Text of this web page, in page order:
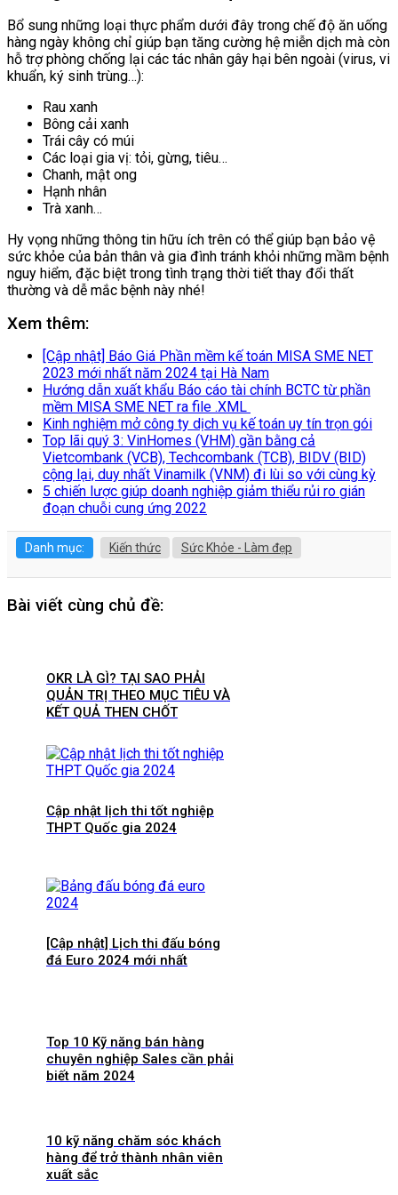
Bổ sung những loại thực phẩm dưới đây trong chế độ ăn uống
hàng ngày không chỉ giúp bạn tăng cường hệ miễn dịch mà còn
hỗ trợ phòng chống lại các tác nhân gây hại bên ngoài (virus, vi
khuẩn, ký sinh trùng…):
Rau xanh
Bông cải xanh
Trái cây có múi
Các loại gia vị: tỏi, gừng, tiêu…
Chanh, mật ong
Hạnh nhân
Trà xanh…
Hy vọng những thông tin hữu ích trên có thể giúp bạn bảo vệ
sức khỏe của bản thân và gia đình tránh khỏi những mầm bệnh
nguy hiểm, đặc biệt trong tình trạng thời tiết thay đổi thất
thường và dễ mắc bệnh này nhé!
Xem thêm:
[Cập nhật] Báo Giá Phần mềm kế toán MISA SME NET
2023 mới nhất năm 2024 tại Hà Nam
Hướng dẫn xuất khẩu Báo cáo tài chính BCTC từ phần
mềm MISA SME NET ra file .XML
Kinh nghiệm mở công ty dịch vụ kế toán uy tín trọn gói
Top lãi quý 3: VinHomes (VHM) gần bằng cả
Vietcombank (VCB), Techcombank (TCB), BIDV (BID)
cộng lại, duy nhất Vinamilk (VNM) đi lùi so với cùng kỳ
5 chiến lược giúp doanh nghiệp giảm thiểu rủi ro gián
đoạn chuỗi cung ứng 2022
Danh mục: Kiến thức Sức Khỏe - Làm đẹp
Bài viết cùng chủ đề:
OKR LÀ GÌ? TẠI SAO PHẢI
QUẢN TRỊ THEO MỤC TIÊU VÀ
KẾT QUẢ THEN CHỐT
Cập nhật lịch thi tốt nghiệp
THPT Quốc gia 2024
[Cập nhật] Lịch thi đấu bóng
đá Euro 2024 mới nhất
Top 10 Kỹ năng bán hàng
chuyên nghiệp Sales cần phải
biết năm 2024
10 kỹ năng chăm sóc khách
hàng để trở thành nhân viên
xuất sắc